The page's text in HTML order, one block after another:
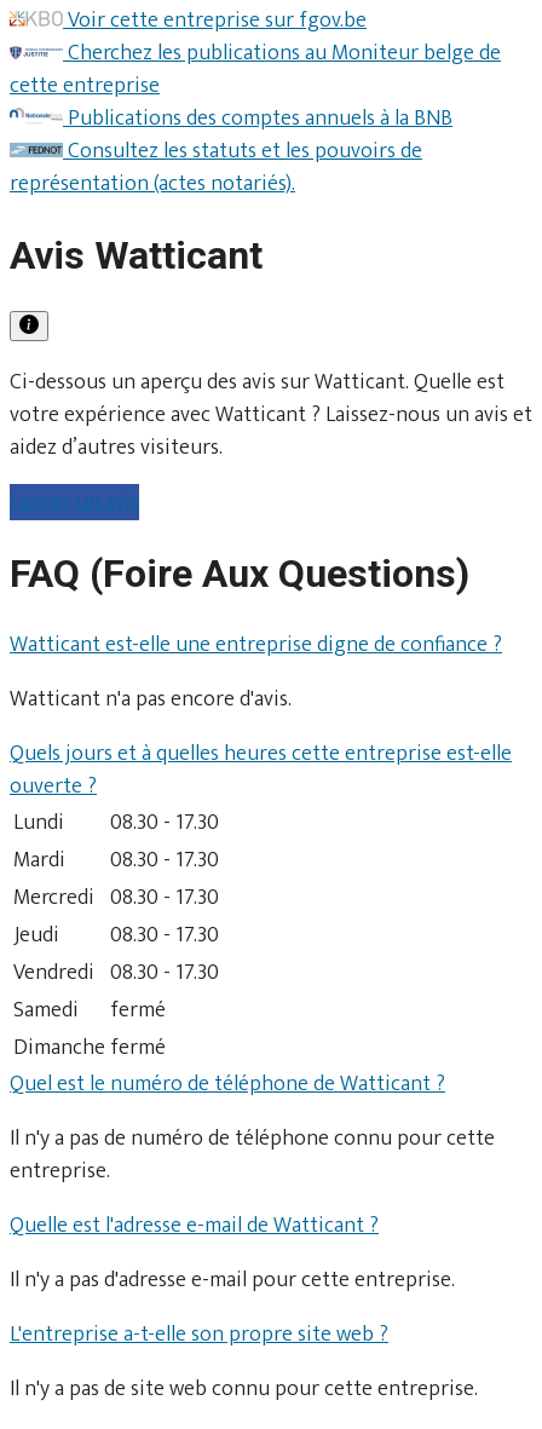
Voir cette entreprise sur fgov.be
Cherchez les publications au Moniteur belge de
cette entreprise
Publications des comptes annuels à la BNB
Consultez les statuts et les pouvoirs de
représentation (actes notariés).
Avis Watticant
Ci-dessous un aperçu des avis sur Watticant. Quelle est
votre expérience avec Watticant ? Laissez-nous un avis et
aidez d’autres visiteurs.
Laisser un avis
FAQ (Foire Aux Questions)
Watticant est-elle une entreprise digne de confiance ?
Watticant n'a pas encore d'avis.
Quels jours et à quelles heures cette entreprise est-elle
ouverte ?
Lundi
08.30 - 17.30
Mardi
08.30 - 17.30
Mercredi 08.30 - 17.30
Jeudi
08.30 - 17.30
Vendredi 08.30 - 17.30
Samedi
fermé
Dimanche fermé
Quel est le numéro de téléphone de Watticant ?
Il n'y a pas de numéro de téléphone connu pour cette
entreprise.
Quelle est l'adresse e-mail de Watticant ?
Il n'y a pas d'adresse e-mail pour cette entreprise.
L'entreprise a-t-elle son propre site web ?
Il n'y a pas de site web connu pour cette entreprise.